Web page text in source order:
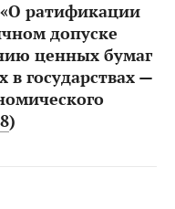
ратификации
допуске
ценных бумаг
в государствах —
)